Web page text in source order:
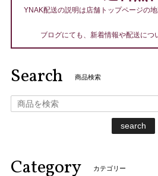
YNAK配送の説明は店舗トップページの地
ブログにても、新着情報や配送につ
Search 商品検索
search
Category カテゴリー